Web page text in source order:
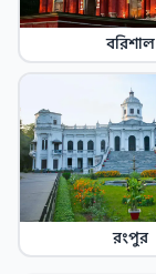
বরিশাল
রংপুর